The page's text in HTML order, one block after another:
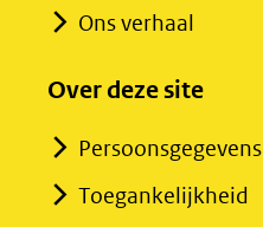
Ons verhaal
Over deze site
Persoonsgegevens
Toegankelijkheid